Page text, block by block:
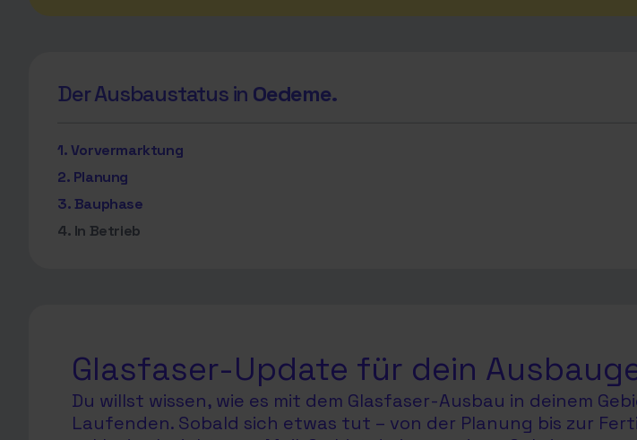
Der Ausbaustatus in Oedeme.
1. Vorvermarktung
2. Planung
3. Bauphase
4. In Betrieb
Glasfaser-Update für dein
Du willst wissen, wie es mit dem Glasfaser-Ausbau in deinem
Laufenden. Sobald sich etwas tut – von der Planung bis zur